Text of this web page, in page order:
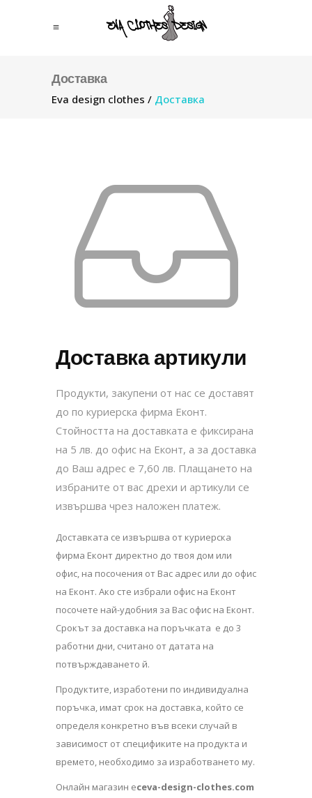
Доставка
Eva design clothes / Доставка
Доставка артикули
Продукти, закупени от нас се доставят
до по куриерска фирма Еконт.
Стойността на доставката е фиксирана
на 5 лв. до офис на Еконт, а за доставка
до Ваш адрес е 7,60 лв. Плащането на
избраните от вас дрехи и артикули се
извършва чрез наложен платеж.
Доставката се извършва от куриерска
фирма Еконт директно до твоя дом или
офис, на посочения от Вас адрес или до офис
на Еконт. Ако сте избрали офис на Еконт
посочете най-удобния за Вас офис на Еконт.
Срокът за доставка на поръчката е до 3
работни дни, считано от датата на
потвърждаването й.
Продуктите, изработени по индивидуална
поръчка, имат срок на доставка, който се
определя конкретно във всеки случай в
зависимост от спецификите на продукта и
времето, необходимо за изработването му.
Онлайн магазин eceva-design-clothes.com